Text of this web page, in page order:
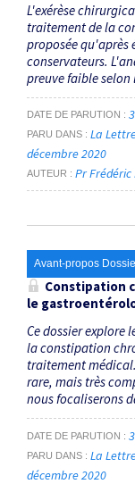
L'exérèse
traitement de la
proposée qu'après
conservateurs.
preuve faible selon
DATE DE PARUTION
PARU DANS
La
décembre 2020
AUTEUR Pr Frédéric
Avant-propos
Constipation
le
Ce dossier explore
la constipation
traitement
rare, mais très
nous focaliserons
DATE DE PARUTION
PARU DANS
La
décembre 2020